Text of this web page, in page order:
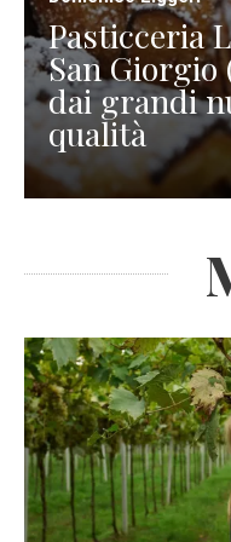
Pasticceria
San
dai grandi
qualità